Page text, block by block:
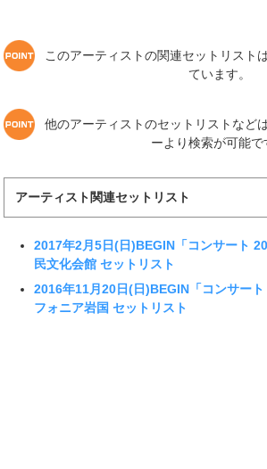
このアーティストの関連セットリスト
ています。
他のアーティストのセットリストなど
ーより検索が可能で
アーティスト関連セットリスト
2017年2月5日(日)BEGIN「コンサート
民文化会館 セットリスト
2016年11月20日(日)BEGIN「コンサー
フォニア岩国 セットリスト